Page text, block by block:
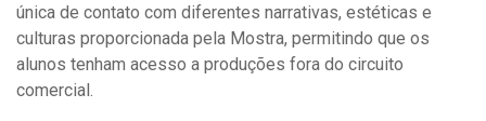
única de contato com diferentes narrativas, estéticas e
culturas proporcionada pela Mostra, permitindo que os
alunos tenham acesso a produções fora do circuito
comercial.